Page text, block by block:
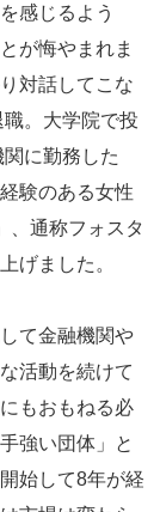
感じるよう
が悔やまれま
対話してこな
。大学院で投
に勤務した
験のある女性
、通称フォスタ
げました。
て金融機関や
活動を続けて
もおもねる必
強い団体」と
始して8年が経